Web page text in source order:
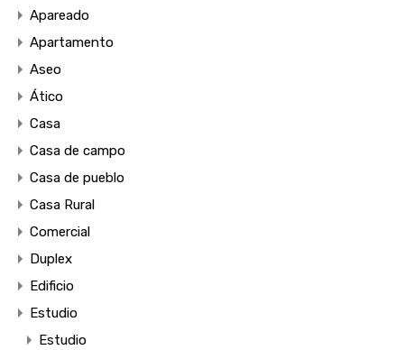
Apareado
Apartamento
Aseo
Ático
Casa
Casa de campo
Casa de pueblo
Casa Rural
Comercial
Duplex
Edificio
Estudio
Estudio